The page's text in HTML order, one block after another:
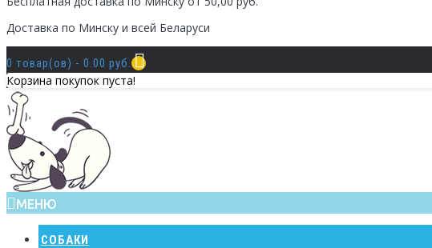
Доставка по Минску и всей Беларуси
0 товар(ов) - 0.00 руб.
Корзина покупок пуста!
МЕНЮ
СОБАКИ